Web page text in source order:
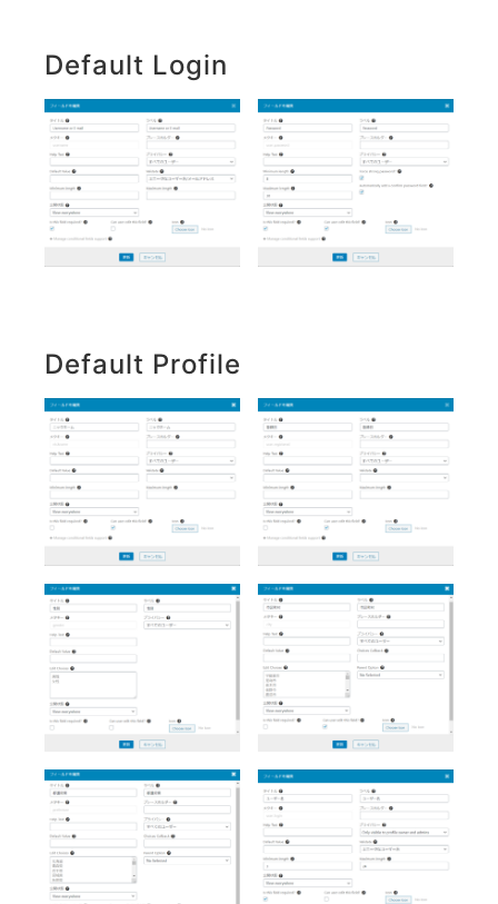
Default Login
Default Profile